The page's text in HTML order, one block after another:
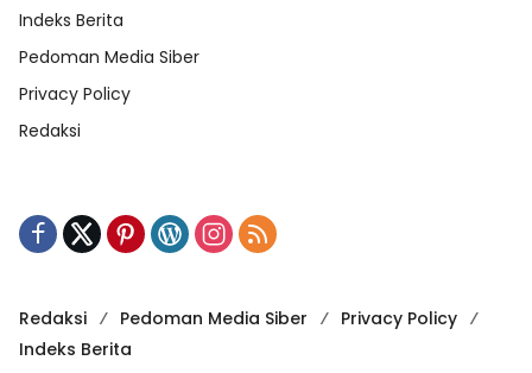
Indeks Berita
Pedoman Media Siber
Privacy Policy
Redaksi
Redaksi Pedoman Media Siber
Privacy Policy
Indeks Berita